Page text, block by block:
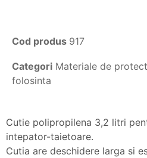
Cod produs 917
Categori Materiale de
folosinta
Cutie polipropilena 3,2 litri
intepator-taietoare.
Cutia are deschidere larga si